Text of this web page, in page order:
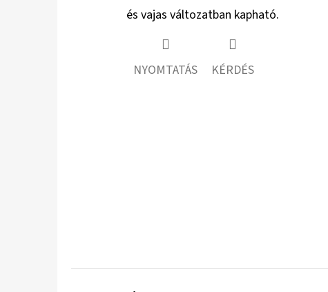
értékelése
és vajas változatban kapható.
NYOMTATÁS KÉRDÉS